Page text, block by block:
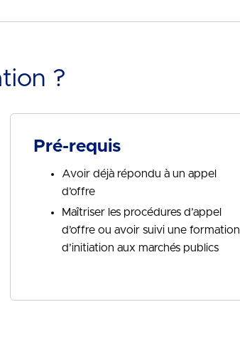
?
Pré-requis
Avoir déjà répondu à un appel
d’offre
Maîtriser les procédures d’appel
d’offre ou avoir suivi une formation
d’initiation aux marchés publics